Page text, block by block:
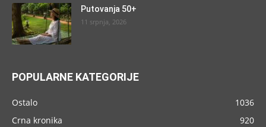
Putovanja 50+
11 srpnja, 2026
POPULARNE KATEGORIJE
Ostalo
1036
Crna kronika
920